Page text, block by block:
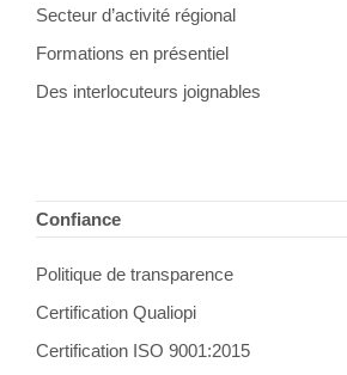
Secteur d’activité régional
Formations en présentiel
Des interlocuteurs joignables
Confiance
Politique de transparence
Certification Qualiopi
Certification ISO 9001:2015